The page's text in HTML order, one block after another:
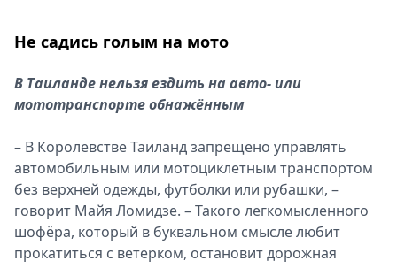
Не садись голым на мото
В Таиланде нельзя ездить на авто- или
мототранспорте обнажённым
– В Королевстве Таиланд запрещено управлять
автомобильным или мотоциклетным транспортом
без верхней одежды, футболки или рубашки, –
говорит Майя Ломидзе. – Такого легкомысленного
шофёра, который в буквальном смысле любит
прокатиться с ветерком, остановит дорожная